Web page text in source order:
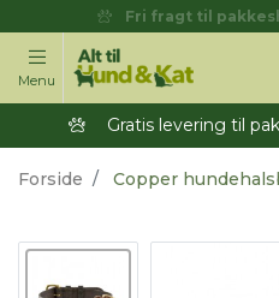
Fri fragt til
Menu
Gratis levering til
Forside Copper